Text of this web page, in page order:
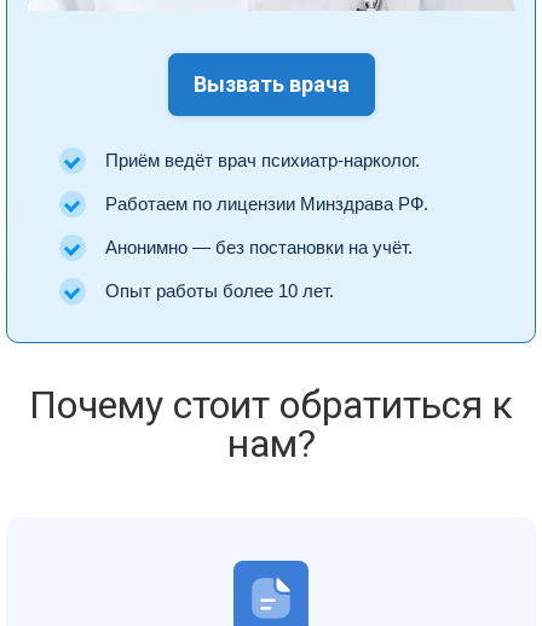
Вызвать врача
Приём ведёт врач психиатр-нарколог.
Работаем по лицензии Минздрава РФ.
Анонимно — без постановки на учёт.
Опыт работы более 10 лет.
Почему стоит обратиться к
нам?